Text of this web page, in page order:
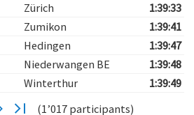
Zürich
1:39:33
Zumikon
1:39:41
Hedingen
1:39:47
Niederwangen BE
1:39:48
Winterthur
1:39:49
(1’017 participants)